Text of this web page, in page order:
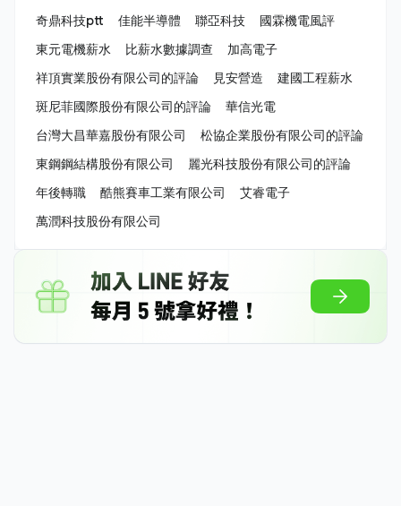
奇鼎科技ptt
佳能半導體 聯亞科技
國霖機電風評
東元電機薪水
比薪水數據調查
加高電子
祥頂實業股份有限公司的評論
見安營造
建國工程薪水
斑尼菲國際股份有限公司的評論
華信光電
台灣大昌華嘉股份有限公司
松協企業股份有限公司的評論
東鋼鋼結構股份有限公司
麗光科技股份有限公司的評論
年後轉職
酷熊賽車工業有限公司
艾睿電子
萬潤科技股份有限公司